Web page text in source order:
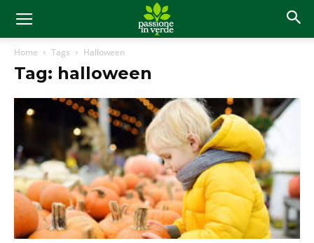
Home Tags Halloween
Tag: halloween